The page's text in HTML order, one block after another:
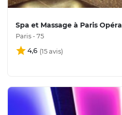
Spa et Massage à Paris Opéra
Paris - 75
4,6